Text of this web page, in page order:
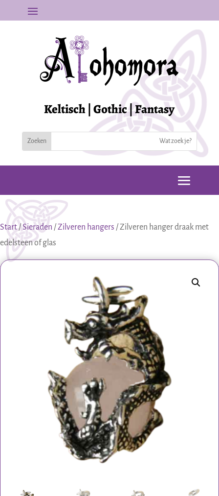
Keltisch | Gothic | Fantasy
Start/Sieraden /Zilveren hangers / Zilveren hanger draak met
edelsteen of glas